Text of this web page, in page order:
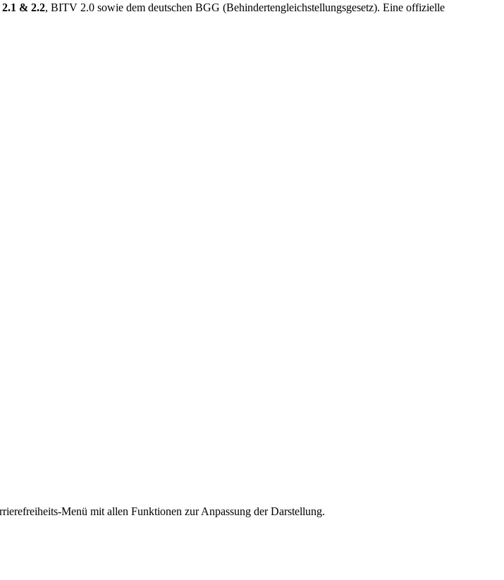
& 2.2, BITV 2.0 sowie dem deutschen BGG (Behindertengleichstellungsgesetz). Eine offizielle
Menü mit allen Funktionen zur Anpassung der Darstellung.